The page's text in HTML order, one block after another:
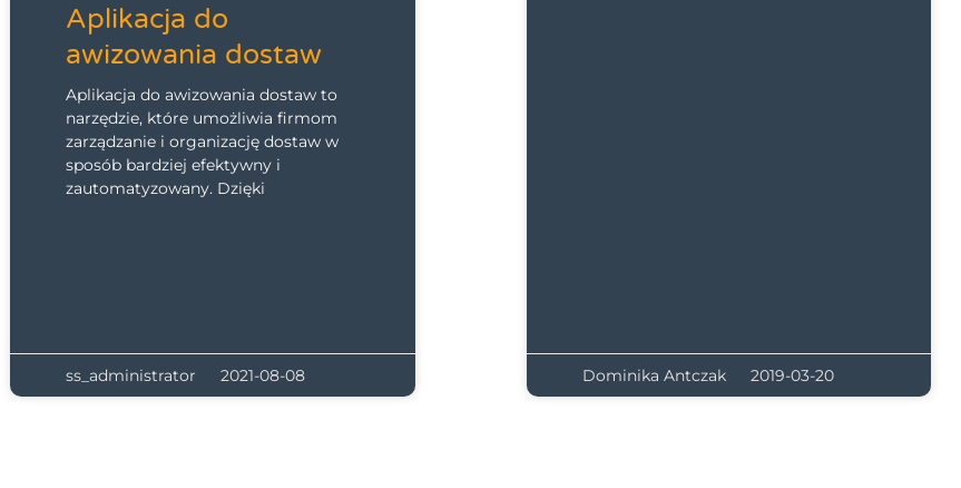
Aplikacja do
awizowania dostaw
Aplikacja do awizowania dostaw to
narzędzie, które umożliwia firmom
zarządzanie i organizację dostaw w
sposób bardziej efektywny i
zautomatyzowany. Dzięki
ss_administrator 2021-08-08 Dominika Antczak 2019-03-20